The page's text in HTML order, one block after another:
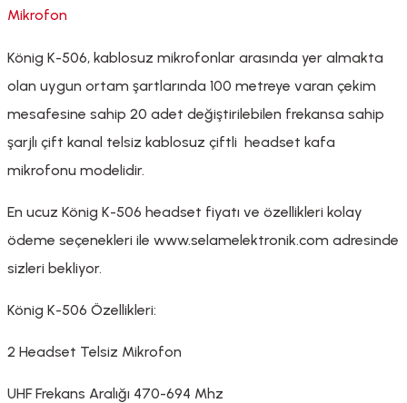
Mikrofon
König K-506, kablosuz mikrofonlar arasında yer almakta
olan uygun ortam şartlarında 100 metreye varan çekim
mesafesine sahip 20 adet değiştirilebilen frekansa sahip
şarjlı çift kanal telsiz kablosuz çiftli headset kafa
mikrofonu modelidir.
En ucuz König K-506 headset fiyatı ve özellikleri kolay
ödeme seçenekleri ile www.selamelektronik.com adresinde
sizleri bekliyor.
König K-506 Özellikleri:
2 Headset Telsiz Mikrofon
UHF Frekans Aralığı 470-694 Mhz